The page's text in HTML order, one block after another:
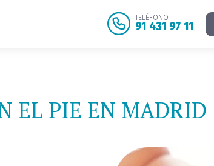
TELÉFONO
91 431 97 11
EL PIE EN MADRID